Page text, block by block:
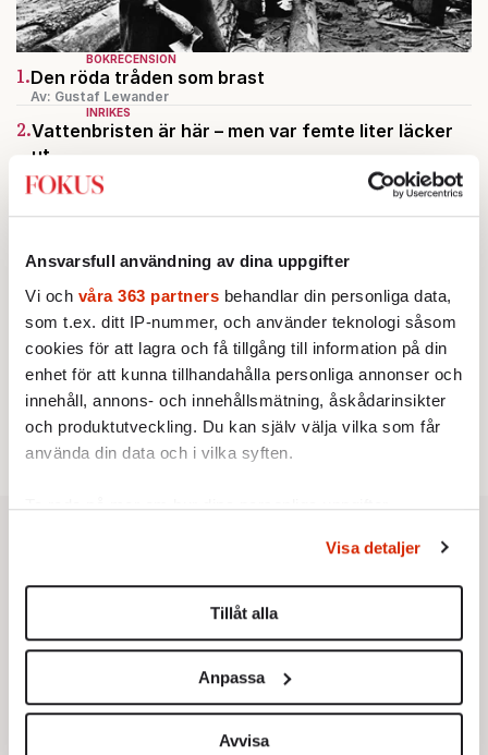
Ansvarsfull användning av dina uppgifter
Vi och våra 363 partners behandlar din personliga data,
som t.ex. ditt IP-nummer, och använder teknologi såsom
cookies för att lagra och få tillgång till information på din
enhet för att kunna tillhandahålla personliga annonser och
innehåll, annons- och innehållsmätning, åskådarinsikter
och produktutveckling. Du kan själv välja vilka som får
använda din data och i vilka syften.
Ta reda på mer om hur dina personliga uppgifter
Du kan ändra eller dra tillbaka ditt samtycke när som
helst från cookie-förklaringen.
Vi använder enhetsidentifierare för att anpassa innehållet
för sociala medier och analysera vår trafik. Vi
vidarebefordrar även sådana identifierare och annan
information från din enhet till de sociala medier och
Visa detaljer
Tillåt alla
Anpassa
Avvisa
BOKRECENSION
1.Den röda tråden som brast
Av: Gustaf Lewander
INRIKES
2.Vattenbristen är här – men var femte liter läcker
ut
Av: Susanne Gäre
KRÖNIKA
4.Nina Lekander:På ”Kommunisthögskolan” drömde
alla om att vara arbetarklass
5.Frans Wachtmeister:Ja, AC är ett hot mot den
franska civilisationen
STICKET
6.Bitte Assarmo:Sagan om den lågbegåvade
ursprungsbefolkningen i Filipstad